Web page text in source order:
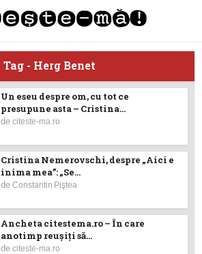
Tag - Herg Benet
Un eseu despre om, cu tot ce
presupune asta – Cristina...
deciteste-ma.ro
Cristina Nemerovschi, despre „Aici e
inima mea”: „Se...
deConstantin Piştea
Ancheta citestema.ro – În care
anotimp reuşiţi să...
deciteste-ma.ro